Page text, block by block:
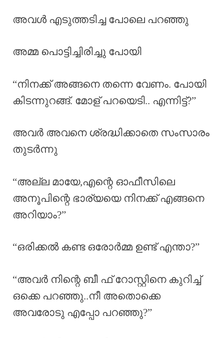
അവൾ എടുത്തടിച്ച പോലെ പറഞ്ഞു
അമ്മ പൊട്ടിച്ചിരിച്ചു പോയി
“നിനക്ക് അങ്ങനെ തന്നെ വേണം. പോയി
കിടന്നുറങ്ങ്. മോള് പറയെടി.. എന്നിട്ട്?”
അവർ അവനെ ശ്രദ്ധിക്കാതെ സംസാരം
തുടർന്നു
“അല്ല മായേ,എന്റെ ഓഫീസിലെ
അനൂപിന്റെ ഭാര്യയെ നിനക്ക് എങ്ങനെ
അറിയാം?”
“ഒരിക്കൽ കണ്ട ഒരോർമ്മ ഉണ്ട് എന്താ?”
“അവർ നിന്റെ ബീ ഫ് റോസ്റ്റിനെ കുറിച്ച്
ഒക്കെ പറഞ്ഞു..നീ അതൊക്കെ
അവരോടു എപ്പോ പറഞ്ഞു?”